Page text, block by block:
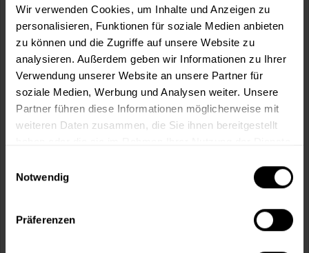
Wir verwenden Cookies, um Inhalte und Anzeigen zu
personalisieren, Funktionen für soziale Medien anbieten
zu können und die Zugriffe auf unsere Website zu
analysieren. Außerdem geben wir Informationen zu Ihrer
Verwendung unserer Website an unsere Partner für
soziale Medien, Werbung und Analysen weiter. Unsere
Partner führen diese Informationen möglicherweise mit
weiteren Daten zusammen, die Sie ihnen bereitgestellt
Notwendig
Präferenzen
1 weitere
seidenmatt, einkomponentig, hoch wetterbeständig, für